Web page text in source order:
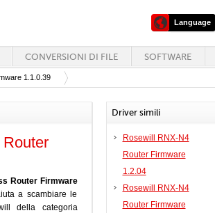
Language
CONVERSIONI DI FILE SOFTWARE
1.1.0.39
Router Firmware
a scambiare le
della categoria
Driver simili
Rosewill RNX-N4
Router Firmware
1.2.04
Rosewill RNX-N4
Router Firmware